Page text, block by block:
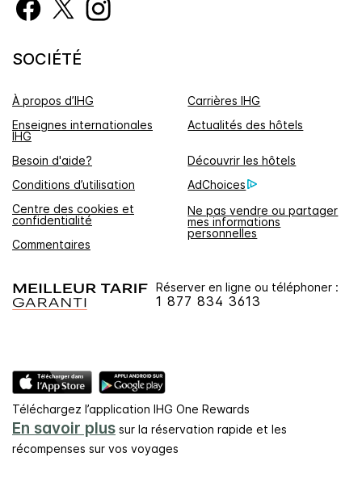
SOCIÉTÉ
À propos d’IHG
Carrières IHG
Enseignes internationales
IHG
Actualités des hôtels
Besoin d'aide?
Découvrir les hôtels
Conditions d’utilisation
AdChoices
Centre des cookies et
confidentialité
Ne pas vendre ou partager
mes informations
personnelles
Commentaires
Réserver en ligne ou téléphoner :
1 877 834 3613
Téléchargez l’application IHG One Rewards
En savoir plus sur la réservation rapide et les
récompenses sur vos voyages